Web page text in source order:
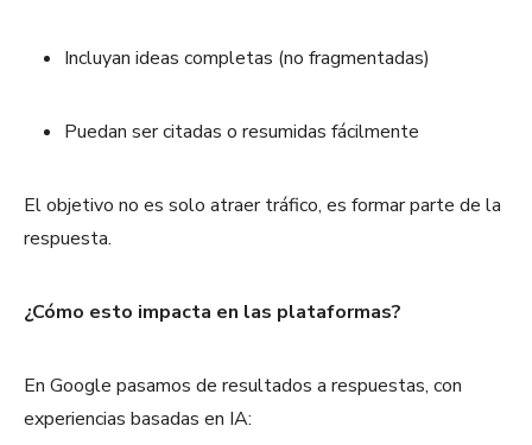
Incluyan ideas completas (no fragmentadas)
Puedan ser citadas o resumidas fácilmente
El objetivo no es solo atraer tráfico, es formar parte de la
respuesta.
¿Cómo esto impacta en las plataformas?
En Google pasamos de resultados a respuestas, con
experiencias basadas en IA: